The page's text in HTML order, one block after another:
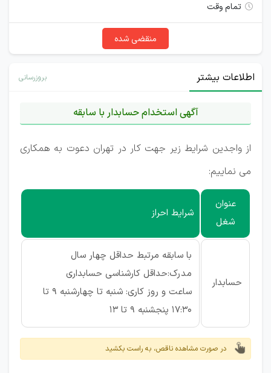
تمام وقت
منقضی شده
اطلاعات بیشتر بروزرسانی
آگهی استخدام حسابدار با سابقه
از واجدین شرایط زیر جهت کار در تهران دعوت به همکاری
می نماییم:
عنوان
شغل
شرایط احراز
حسابدار
با سابقه مرتبط حداقل چهار سال
مدرک:حداقل كارشناسی حسابداری
ساعت و روز کاری:
شنبه تا چهارشنبه 9 تا
17:30 پنجشنبه 9 تا 13
در صورت مشاهده ناقص، به راست بکشید